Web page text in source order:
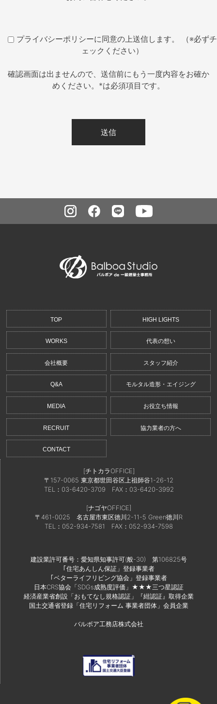
プライバシーポリシーに同意の上送信します。 （※必ずチ
ェックください）
確認画面は出ませんので、送信前にもう一度内容をお確か
めください。*は必須項目です。
TOP HIGH LIGHTS
WORKS 代表の想い
会社概要 スタッフ紹介
Q&A モルタル造形・エイジング
MEDIA お役立ち情報
RECRUIT 協力業者の方へ
CONTACT
[チトカラOFFICE]
〒157-0065 東京都世田谷区上祖師谷1-26-12
TEL：03-6420-3709 FAX：03-6420-3992
[ナゴヤOFFICE]
〒461-0025 名古屋市東区徳川2-11-5 Green徳川R
TEL：052-934-7581
FAX：052-934-7598
建設業許可番号：愛知県知事許可(般-30) 第106825号
｢住宅あんしん保証」登録事業者
｢ベターライフリビング協会」登録事業者
日本CRS協会「SDGs成熟度評価」★★★三つ星認証
経済産業省創設「おもてなし規格認証」『紺認証』取得企業
国土交通省登録「住宅リフォーム 事業者団体」会員企業
バルボア工務店株式会社